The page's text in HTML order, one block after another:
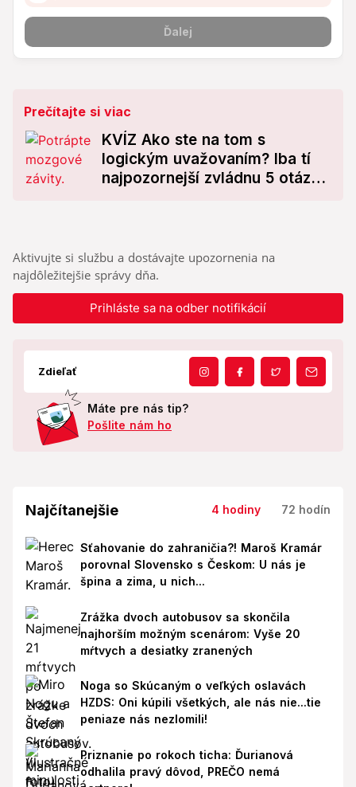
Prečítajte si viac
KVÍZ Ako ste na tom s
logickým uvažovaním? Iba tí
najpozornejší zvládnu 5 otázok
Aktivujte si službu a dostávajte upozornenia na
najdôležitejšie správy dňa.
Prihláste sa na odber notifikácií
Zdieľať
Máte pre nás tip?
Pošlite nám ho
Najčítanejšie 4 hodiny 72 hodín
Sťahovanie do zahraničia?! Maroš Kramár
porovnal Slovensko s Českom: U nás je
špina a zima, u nich...
Zrážka dvoch autobusov sa skončila
najhorším možným scenárom: Vyše 20
mŕtvych a desiatky zranených
Noga so Skúcaným o veľkých oslavách
HZDS: Oni kúpili všetkých, ale nás nie...tie
peniaze nás nezlomili!
Priznanie po rokoch ticha: Ďurianová
odhalila pravý dôvod, PREČO nemá